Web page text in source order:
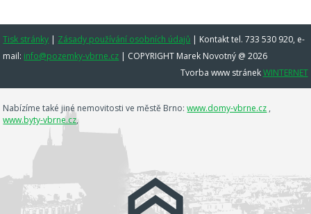
Tisk stránky | Zásady používání osobních údajů | Kontakt tel. 733 530 920, e-
mail: info@pozemky-vbrne.cz | COPYRIGHT Marek Novotný @ 2026
Tvorba www stránekWINTERNET
Nabízíme také jiné nemovitosti ve městě Brno:www.domy-vbrne.cz ,
www.byty-vbrne.cz,